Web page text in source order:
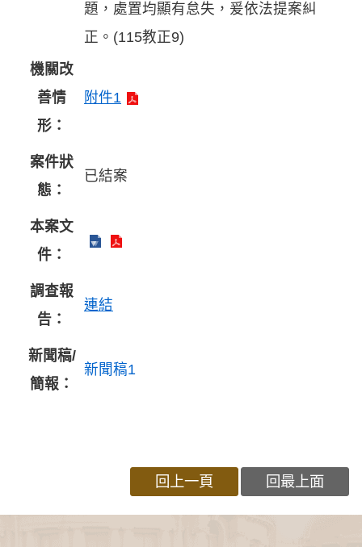
題，處置均顯有怠失，爰依法提案糾
正。(115教正9)
機關改
善情
形：
附件1
案件狀
態：
已結案
本案文
件：
調查報
告：
連結
新聞稿/
簡報：
新聞稿1
回上一頁 回最上面